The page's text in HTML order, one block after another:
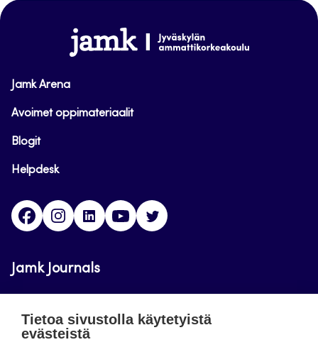
www.jamk.fi
Jamk Arena
Avoimet oppimateriaalit
Blogit
Helpdesk
FacebookInstagram
LinkedInYoutube
Jamk Journals
luettavissa. Verkkolehtien tarkoituksena on tukea
Tietoa sivustolla käytetyistä
evästeistä